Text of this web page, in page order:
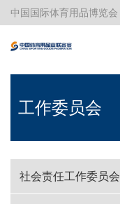
中国国际体育用品博览会
工作委员会
社会责任工作委员会